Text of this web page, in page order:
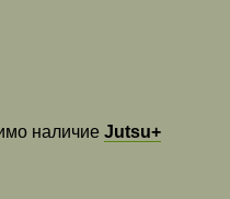
наличие Jutsu+